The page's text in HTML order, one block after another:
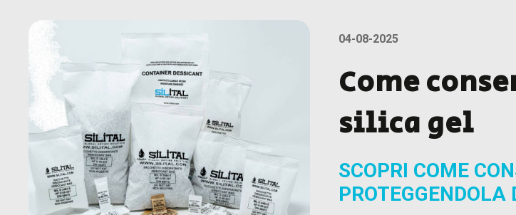
04-08-2025
Come
silica gel
SCOPRI COME